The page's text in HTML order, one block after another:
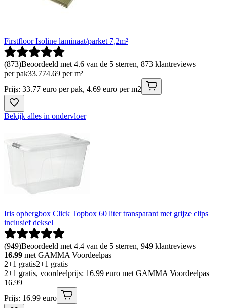
Firstfloor Isoline laminaat/parket 7,2m²
(873)Beoordeeld met 4.6 van de 5 sterren, 873 klantreviews
per pak33.774.69 per m²
Prijs: 33.77 euro per pak, 4.69 euro per m2
Bekijk alles in ondervloer
Iris opbergbox Click Topbox 60 liter transparant met grijze clips
inclusief deksel
(949)Beoordeeld met 4.4 van de 5 sterren, 949 klantreviews
16.99 met GAMMA Voordeelpas
2+1 gratis2+1 gratis
2+1 gratis, voordeelprijs: 16.99 euro met GAMMA Voordeelpas
16.99
Prijs: 16.99 euro